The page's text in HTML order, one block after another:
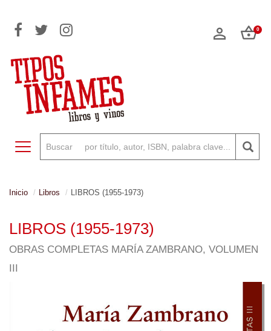
0
Toggle navigation
Inicio Libros LIBROS (1955-1973)
LIBROS (1955-1973)
OBRAS COMPLETAS MARÍA ZAMBRANO, VOLUMEN
III